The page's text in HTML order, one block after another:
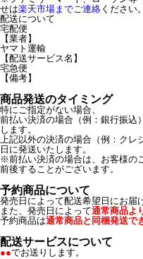
せは楽天市場までご連絡 ください。
配送について
宅配便
【業者】
ヤマト運輸
【配送サービス名】
宅急便
【備考】
商品発送のタイミング
特にご指定がない場合、
前払い決済の場合（例：銀行振
します。
上記以外の決済の場合（例：ク
日に発送いたします。
※前払い決済の場合は、お客様の
前後することがございます。
予約商品について
発売日によって配送希望日にお届
また、発売日によって通常商品よ
予約商品は通常商品と同梱発送で
配送サービスについて
●●でお送りします。